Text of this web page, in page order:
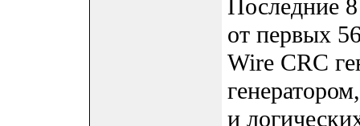
Последние
от первых
Wire CRC
и